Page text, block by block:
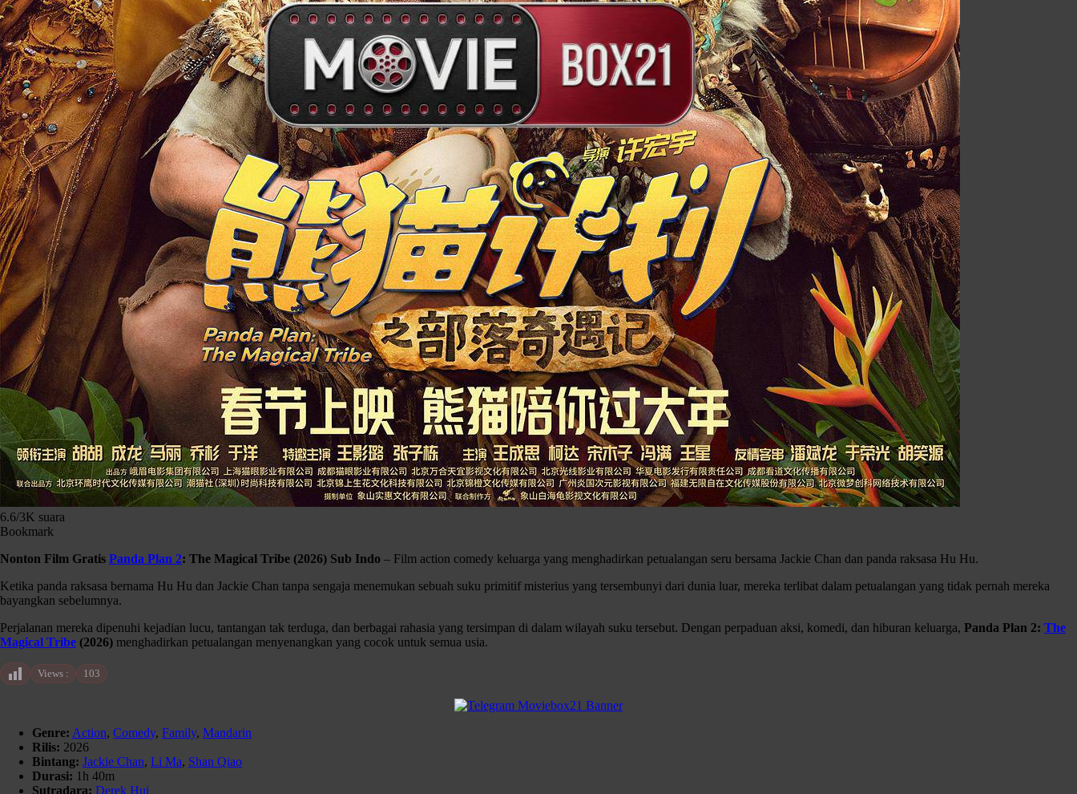
6.6/3K suara
Bookmark
Nonton Film Gratis Panda Plan 2: The Magical Tribe (2026) Sub Indo – Film action comedy keluarga yang menghadirkan petualangan seru bersama Jackie Chan dan panda raksasa Hu Hu.
Ketika panda raksasa bernama Hu Hu dan Jackie Chan tanpa sengaja menemukan sebuah suku primitif misterius yang tersembunyi dari dunia luar, mereka terlibat dalam petualangan yang tidak pernah mereka
bayangkan sebelumnya.
Perjalanan mereka dipenuhi kejadian lucu, tantangan tak terduga, dan berbagai rahasia yang tersimpan di dalam wilayah suku tersebut. Dengan perpaduan aksi, komedi, dan hiburan keluarga, Panda Plan 2: The
Magical Tribe (2026) menghadirkan petualangan menyenangkan yang cocok untuk semua usia.
Views : 103
Genre: Action, Comedy, Family, Mandarin
Rilis: 2026
Bintang: Jackie Chan, Li Ma, Shan Qiao
Durasi: 1h 40m
Sutradara: Derek Hui